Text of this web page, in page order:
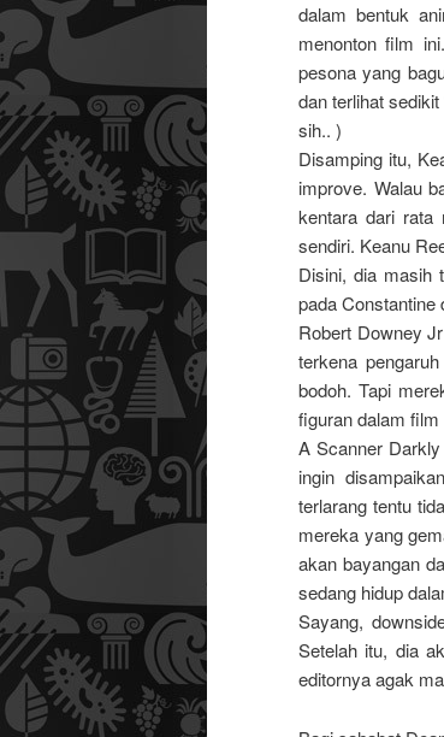
dalam bentuk
menonton film
pesona yang
dan terlihat
sih.. )
Disamping itu,
improve. Walau
kentara dari rata
sendiri. Keanu
Disini, dia masih
pada Constantine
Robert Downey
terkena
bodoh. Tapi
figuran dalam film
A Scanner
ingin
terlarang tentu
mereka yang
akan bayangan
sedang hidup
Sayang,
Setelah itu, dia
editornya agak